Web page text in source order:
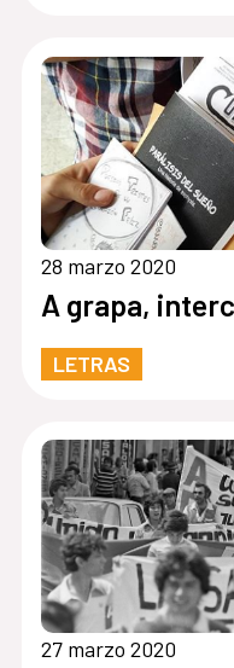
28 marzo 2020
A grapa,
LETRAS
27 marzo 2020